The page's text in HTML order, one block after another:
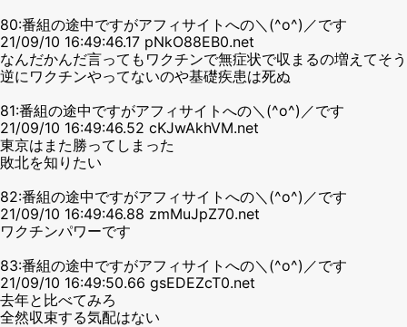
80:番組の途中ですがアフィサイトへの＼(^o^)／です
21/09/10 16:49:46.17 pNkO88EB0.net
なんだかんだ言ってもワクチンで無症状で収まるの増えてそう
逆にワクチンやってないのや基礎疾患は死ぬ
81:番組の途中ですがアフィサイトへの＼(^o^)／です
21/09/10 16:49:46.52 cKJwAkhVM.net
東京はまた勝ってしまった
敗北を知りたい
82:番組の途中ですがアフィサイトへの＼(^o^)／です
21/09/10 16:49:46.88 zmMuJpZ70.net
ワクチンパワーです
83:番組の途中ですがアフィサイトへの＼(^o^)／です
21/09/10 16:49:50.66 gsEDEZcT0.net
去年と比べてみろ
全然収束する気配はない